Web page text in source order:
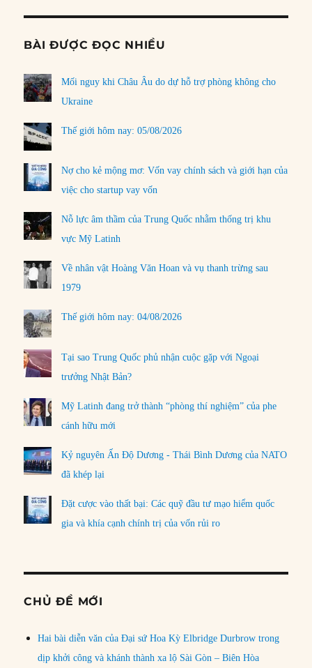
BÀI ĐƯỢC ĐỌC NHIỀU
Mối nguy khi Châu Âu do dự hỗ trợ phòng không cho
Ukraine
Thế giới hôm nay: 05/08/2026
Nợ cho kẻ mộng mơ: Vốn vay chính sách và giới hạn của
việc cho startup vay vốn
Nỗ lực âm thầm của Trung Quốc nhằm thống trị khu
vực Mỹ Latinh
Về nhân vật Hoàng Văn Hoan và vụ thanh trừng sau
1979
Thế giới hôm nay: 04/08/2026
Tại sao Trung Quốc phủ nhận cuộc gặp với Ngoại
trưởng Nhật Bản?
Mỹ Latinh đang trở thành “phòng thí nghiệm” của phe
cánh hữu mới
Kỷ nguyên Ấn Độ Dương - Thái Bình Dương của NATO
đã khép lại
Đặt cược vào thất bại: Các quỹ đầu tư mạo hiểm quốc
gia và khía cạnh chính trị của vốn rủi ro
CHỦ ĐỀ MỚI
Hai bài diễn văn của Đại sứ Hoa Kỳ Elbridge Durbrow trong
dịp khởi công và khánh thành xa lộ Sài Gòn – Biên Hòa